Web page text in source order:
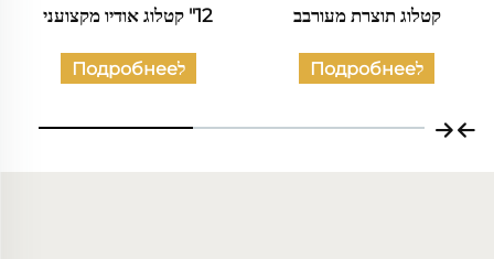
קטלוג תוצרת מעורבב
לПодробнее
12" קטלוג אודיו מקצועני
לПодробнее